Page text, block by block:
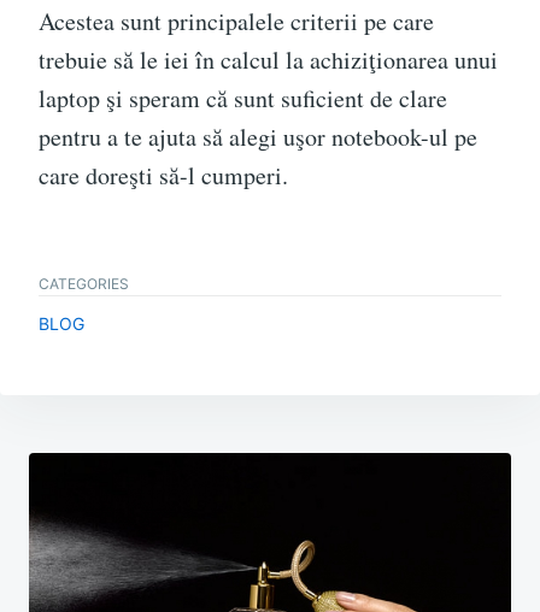
Acestea sunt principalele criterii pe care
trebuie să le iei în calcul la achiziţionarea unui
laptop şi speram că sunt suficient de clare
pentru a te ajuta să alegi uşor notebook-ul pe
care doreşti să-l cumperi.
CATEGORIES
BLOG
Post
navigation